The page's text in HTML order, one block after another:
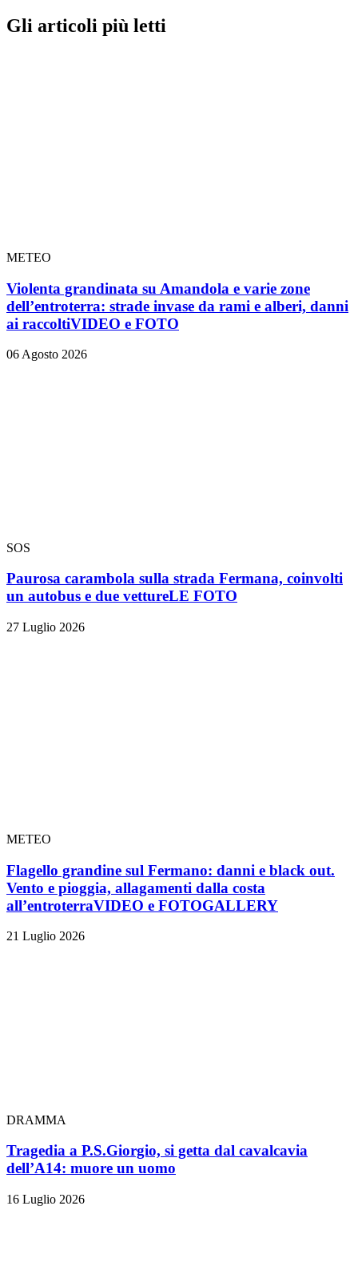
Gli articoli più letti
METEO
Violenta grandinata su Amandola e varie zone
dell’entroterra: strade invase da rami e alberi, danni
ai raccoltiVIDEO e FOTO
06 Agosto 2026
SOS
Paurosa carambola sulla strada Fermana, coinvolti
un autobus e due vettureLE FOTO
27 Luglio 2026
METEO
Flagello grandine sul Fermano: danni e black out.
Vento e pioggia, allagamenti dalla costa
all’entroterraVIDEO e FOTOGALLERY
21 Luglio 2026
DRAMMA
Tragedia a P.S.Giorgio, si getta dal cavalcavia
dell’A14: muore un uomo
16 Luglio 2026